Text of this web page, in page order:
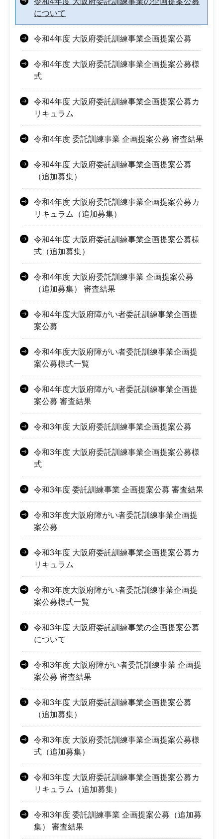
について
令和4年度 大阪府委託訓練事業企画提案公募
令和4年度 大阪府委託訓練事業企画提案公募様
式
令和4年度 大阪府委託訓練事業企画提案公募カ
リキュラム
令和4年度 委託訓練事業 企画提案公募 審査結果
令和4年度 大阪府委託訓練事業企画提案公募
（追加募集）
令和4年度 大阪府委託訓練事業企画提案公募カ
リキュラム（追加募集）
令和4年度 大阪府委託訓練事業企画提案公募様
式（追加募集）
令和4年度 大阪府委託訓練事業 企画提案公募
（追加募集） 審査結果
令和4年度大阪府障がい者委託訓練事業企画提
案公募
令和4年度大阪府障がい者委託訓練事業企画提
案公募様式一覧
令和4年度大阪府障がい者委託訓練事業企画提
案公募 審査結果
令和3年度 大阪府委託訓練事業企画提案公募
令和3年度 大阪府委託訓練事業企画提案公募様
式
令和3年度 委託訓練事業 企画提案公募 審査結果
令和3年度大阪府障がい者委託訓練事業企画提
案公募
令和3年度 大阪府委託訓練事業企画提案公募カ
リキュラム
令和3年度大阪府障がい者委託訓練事業企画提
案公募様式一覧
令和3年度 大阪府委託訓練事業の企画提案公募
について
令和3年度 大阪府障がい者委託訓練事業 企画提
案公募 審査結果
令和3年度 大阪府委託訓練事業企画提案公募
（追加募集）
令和3年度 大阪府委託訓練事業企画提案公募様
式（追加募集）
令和3年度 大阪府委託訓練事業企画提案公募カ
リキュラム（追加募集）
令和3年度 委託訓練事業 企画提案公募（追加募
集） 審査結果